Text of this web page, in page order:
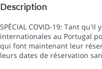
Description
SPÉCIAL COVID-19: Tant
internationales au Portugal
qui font maintenant leur
leurs dates de réservation